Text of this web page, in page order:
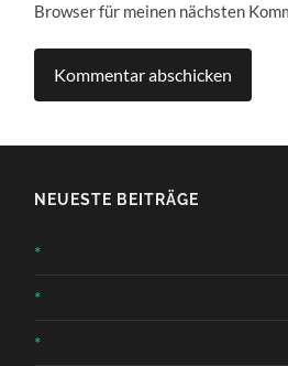
Browser für meinen nächsten
NEUESTE BEITRÄGE
*
*
*